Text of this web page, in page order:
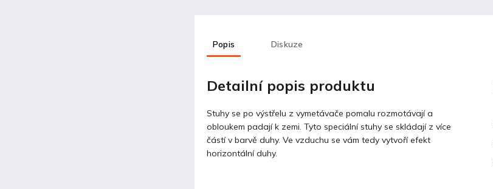
Popis Diskuze
Detailní popis produktu
Stuhy se po výstřelu z vymetávače pomalu rozmotávají a
obloukem padají k zemi. Tyto speciální stuhy se skládají z více
částí v barvě duhy. Ve vzduchu se vám tedy vytvoří efekt
horizontální duhy.